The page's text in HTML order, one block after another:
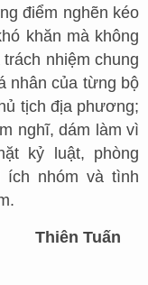
điểm nghẽn kéo
khăn mà không
nhiệm chung
nhân của từng bộ
tịch địa phương;
nghĩ, dám làm vì
kỷ luật, phòng
ích nhóm và tình
Thiên Tuấn